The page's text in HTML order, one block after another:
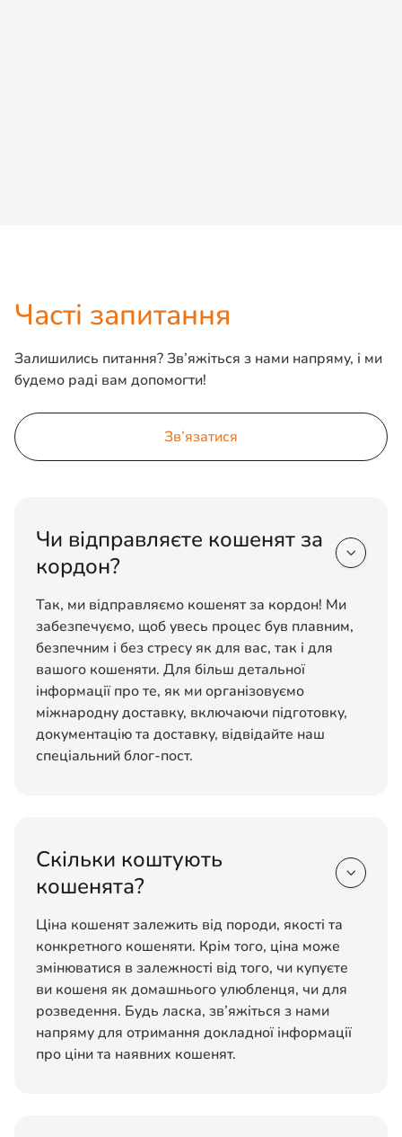
Часті запитання
Залишились питання? Зв’яжіться з нами напряму, і ми
будемо раді вам допомогти!
Зв’язатися
Чи відправляєте кошенят за
кордон?

Так, ми відправляємо кошенят за кордон! Ми
забезпечуємо, щоб увесь процес був плавним,
безпечним і без стресу як для вас, так і для
вашого кошеняти. Для більш детальної
інформації про те, як ми організовуємо
міжнародну доставку, включаючи підготовку,
документацію та доставку, відвідайте наш
спеціальний блог-пост.
Скільки коштують
кошенята?

Ціна кошенят залежить від породи, якості та
конкретного кошеняти. Крім того, ціна може
змінюватися в залежності від того, чи купуєте
ви кошеня як домашнього улюбленця, чи для
розведення. Будь ласка, зв’яжіться з нами
напряму для отримання докладної інформації
про ціни та наявних кошенят.